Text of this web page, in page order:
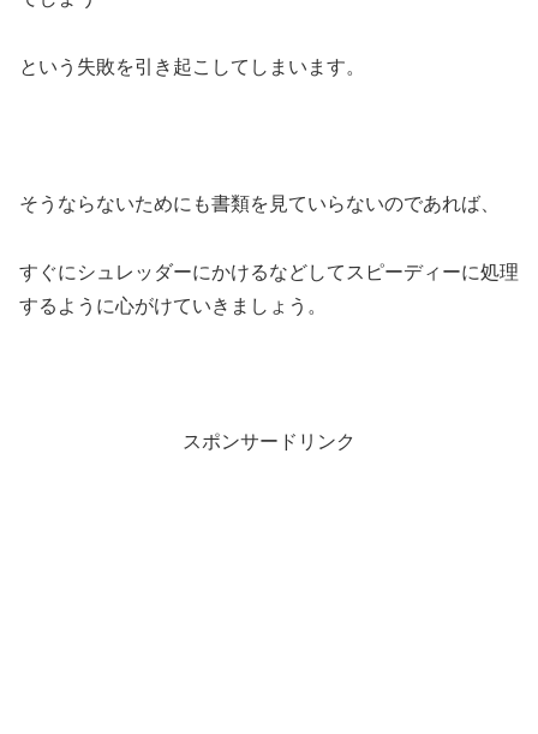
という失敗を引き起こしてしまいます。
そうならないためにも書類を見ていらないのであれば、
すぐにシュレッダーにかけるなどしてスピーディーに処理
するように心がけていきましょう。
スポンサードリンク